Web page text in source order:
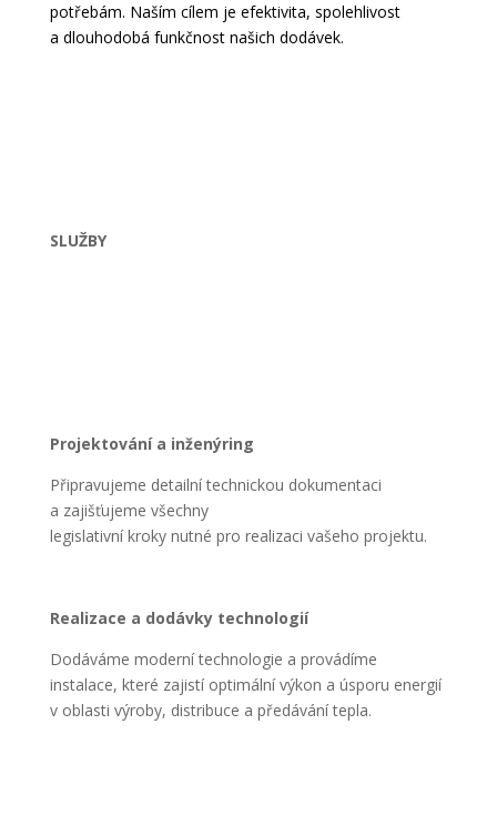
potřebám. Naším cílem je efektivita, spolehlivost
a dlouhodobá funkčnost našich dodávek.
SLUŽBY
Projektování a inženýring
Připravujeme detailní technickou dokumentaci
a zajišťujeme všechny
legislativní kroky nutné pro realizaci vašeho projektu.
Realizace a dodávky technologií
Dodáváme moderní technologie a provádíme
instalace, které zajistí optimální výkon a úsporu energií
v oblasti výroby, distribuce a předávání tepla.